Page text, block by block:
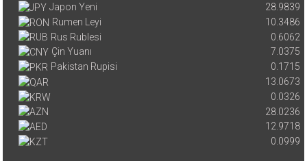
Japon Yeni
28.9839
Rumen Leyi
10.3486
Rus Rublesi
0.6062
Çin Yuanı
7.0375
Pakistan Rupisi
0.1715
13.0673
0.0326
28.0236
12.9718
0.0999